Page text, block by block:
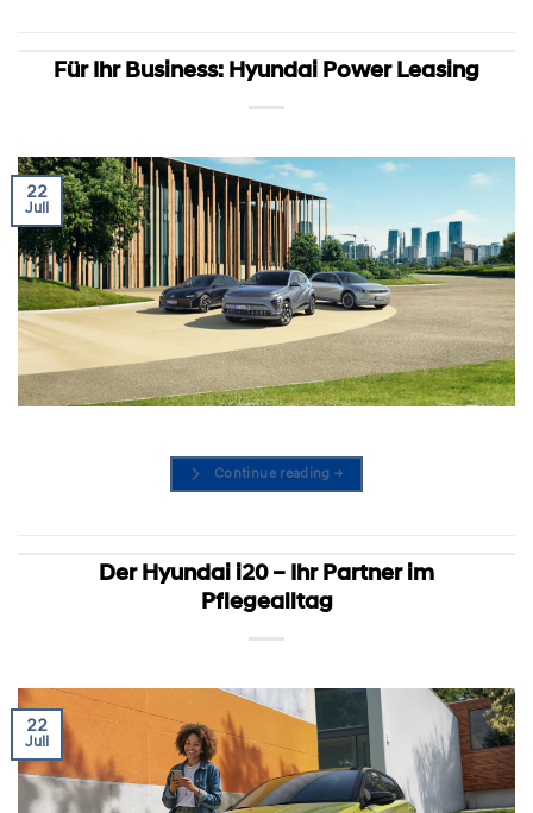
Für Ihr Business: Hyundai Power Leasing
22
Juli
Continue reading→
Der Hyundai i20 – Ihr Partner im
Pflegealltag
22
Juli